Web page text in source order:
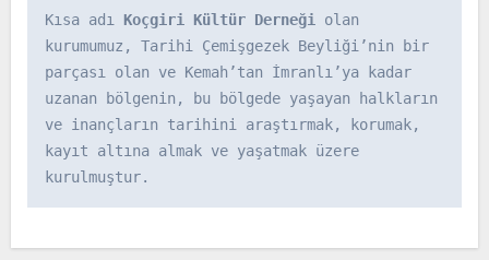
Kısa adı Koçgiri Kültür Derneği olan
kurumumuz, Tarihi Çemişgezek Beyliği’nin bir
parçası olan ve Kemah’tan İmranlı’ya kadar
uzanan bölgenin, bu bölgede yaşayan halkların
ve inançların tarihini araştırmak, korumak,
kayıt altına almak ve yaşatmak üzere
kurulmuştur.